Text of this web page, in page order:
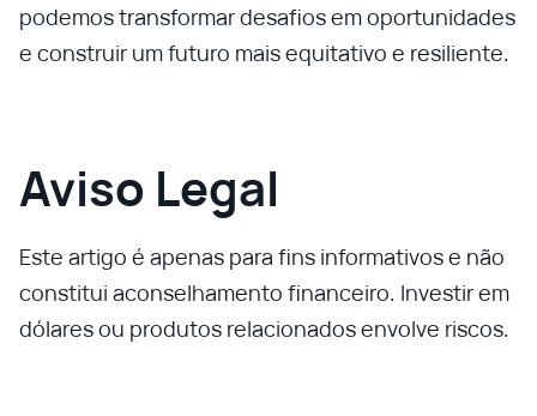
podemos transformar desafios em oportunidades
e construir um futuro mais equitativo e resiliente.
Aviso Legal
Este artigo é apenas para fins informativos e não
constitui aconselhamento financeiro. Investir em
dólares ou produtos relacionados envolve riscos.